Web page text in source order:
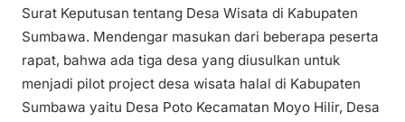
Surat Keputusan tentang Desa Wisata di Kabupaten
Sumbawa. Mendengar masukan dari beberapa peserta
rapat, bahwa ada tiga desa yang diusulkan untuk
menjadi pilot project desa wisata halal di Kabupaten
Sumbawa yaitu Desa Poto Kecamatan Moyo Hilir, Desa